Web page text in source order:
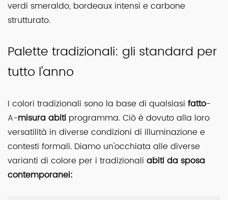
verdi smeraldo, bordeaux intensi e carbone
strutturato.
Palette tradizionali: gli standard per
tutto l'anno
I colori tradizionali sono la base di qualsiasi fatto-
A-misura abiti programma. Ciò è dovuto alla loro
versatilità in diverse condizioni di illuminazione e
contesti formali. Diamo un'occhiata alle diverse
varianti di colore per i tradizionali abiti da sposa
contemporanei: